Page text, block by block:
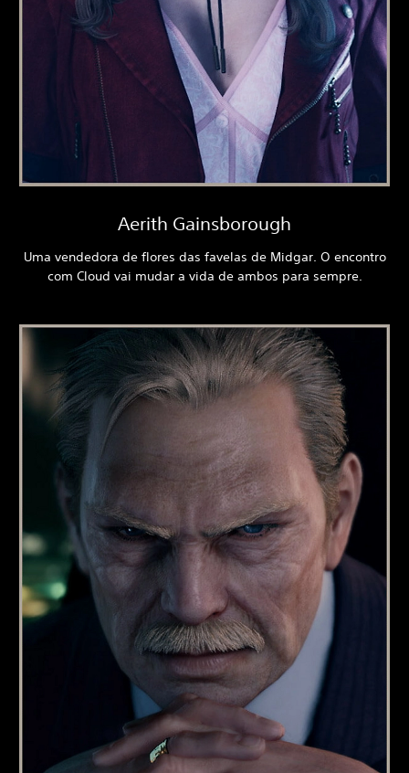
Aerith Gainsborough
Uma vendedora de flores das favelas de Midgar. O encontro
com Cloud vai mudar a vida de ambos para sempre.